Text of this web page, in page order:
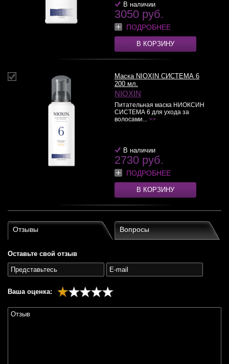
В наличии
3050 руб.
ПОДРОБНЕЕ
В КОРЗИНУ
Маска NIOXIN СИСТЕМА 6
200 мл.
NIOXIN
Питательная маска НИОКСИН
СИСТЕМА 6 для ухода за
волосами... >>
В наличии
2730 руб.
ПОДРОБНЕЕ
В КОРЗИНУ
Отзывы Вопросы
Оставьте свой отзыв
Ваша оценка: